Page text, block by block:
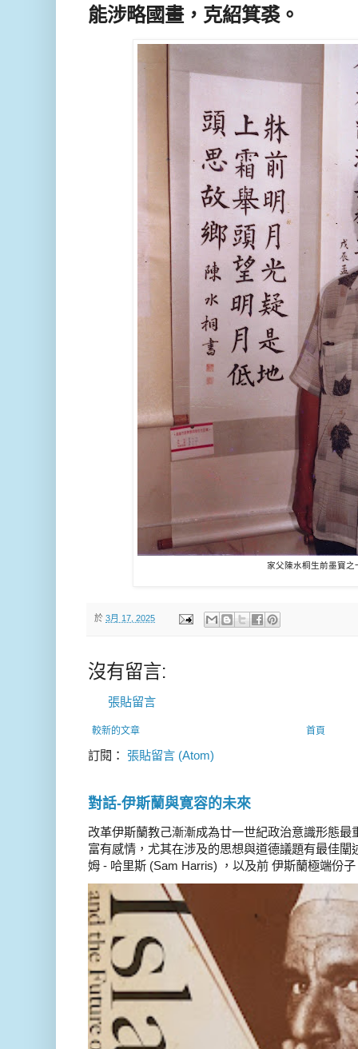
能涉略國畫，克紹箕裘。
家父陳水桐生前墨寶之
於 3月 17, 2025
沒有留言:
張貼留言
較新的文章 首頁
訂閱： 張貼留言 (Atom)
對話-伊斯蘭與寛容的未來
改革伊斯蘭教己漸漸成為廿一世紀政治意識形態
富有感情，尤其在涉及的思想與道德議題有最佳
姆 - 哈里斯 (Sam Harris) ，以及前 伊斯蘭極端份